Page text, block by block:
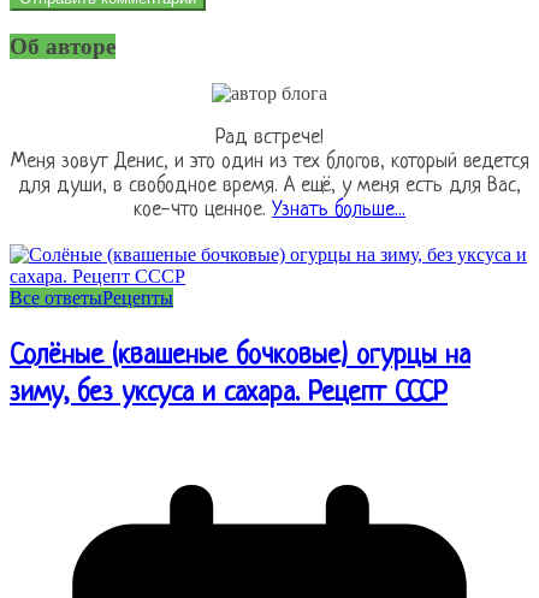
Об авторе
Рад встрече!
Меня зовут Денис, и это один из тех блогов, который ведется
для души, в свободное время. А ещё, у меня есть для Вас,
кое-что ценное. Узнать больше...
Все ответыРецепты
Солёные (квашеные бочковые) огурцы на
зиму, без уксуса и сахара. Рецепт СССР